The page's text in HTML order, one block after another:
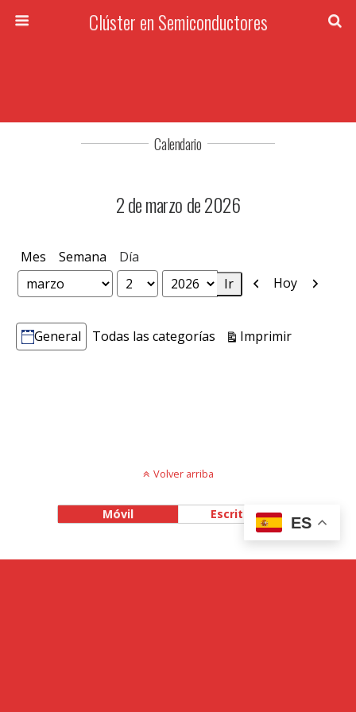
Clúster en Semiconductores
Calendario
2 de marzo de 2026
Mes Semana Día
Mes
Día
Año
Anterior
Hoy
Categorías
General Todas las categorías ImprimirVistas
Volver arriba
Móvil Escritorio
ES